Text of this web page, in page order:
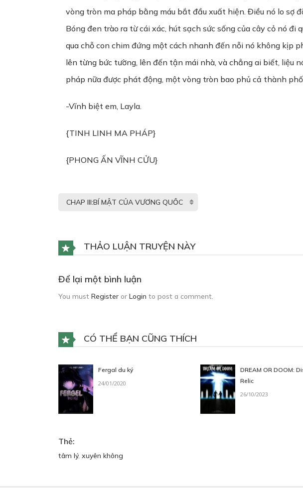
vòng tròn ma pháp bằng máu bắt đầu xuất hiện. Điều nó lo sợ
Bóng đen trào ra từ cái xác, hút sạch sức sống của cây cỏ nó
qua chỗ con chim đứng một cách nhanh đến nỗi nó không kịp
lên từng bức tường, lên đến tận mái nhà, và chẳng ai biết, liệu
pháp nữa được phát động, một vòng tròn bao phủ cả thành
-Vĩnh biệt em, Layla.
{TINH LINH MA PHÁP}
{PHONG ẤN VĨNH CỬU}
THẢO LUẬN TRUYỆN NÀY
Để lại một bình luận
You must Register or Login to post a comment.
CÓ THỂ BẠN CŨNG THÍCH
Fergal du ký
24/01/2020
DREAM OR DOOM:
Relic
26/10/2023
Thẻ:
tâm lý, xuyên không